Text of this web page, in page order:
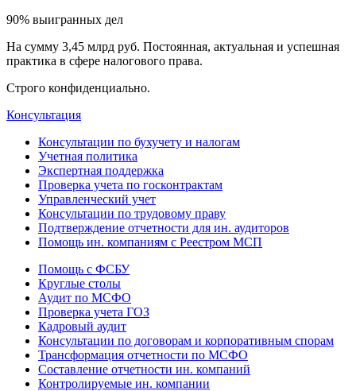
90% выигранных дел
На сумму 3,45 млрд руб. Постоянная, актуальная и успешная
практика в сфере налогового права.
Строго конфиденциально.
Консультация
Консультации по бухучету и налогам
Учетная политика
Экспертная поддержка
Проверка учета по госконтрактам
Управленческий учет
Консультации по трудовому праву
Подтверждение отчетности для ин. аудиторов
Помощь ин. компаниям с Реестром МСП
Помощь с ФСБУ
Круглые столы
Аудит по МСФО
Проверка учета ГОЗ
Кадровый аудит
Консультации по договорам и корпоративным спорам
Трансформация отчетности по МСФО
Составление отчетности ин. компаний
Контролируемые ин. компании